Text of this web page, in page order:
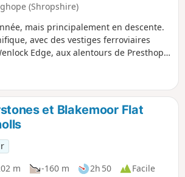
(Shropshire)
mais principalement en descente.
avec des vestiges ferroviaires
Edge, aux alentours de Presthope.
empruntez la variante est, juste au
et Blakemoor Flat
m -160 m 2h 50
Facile